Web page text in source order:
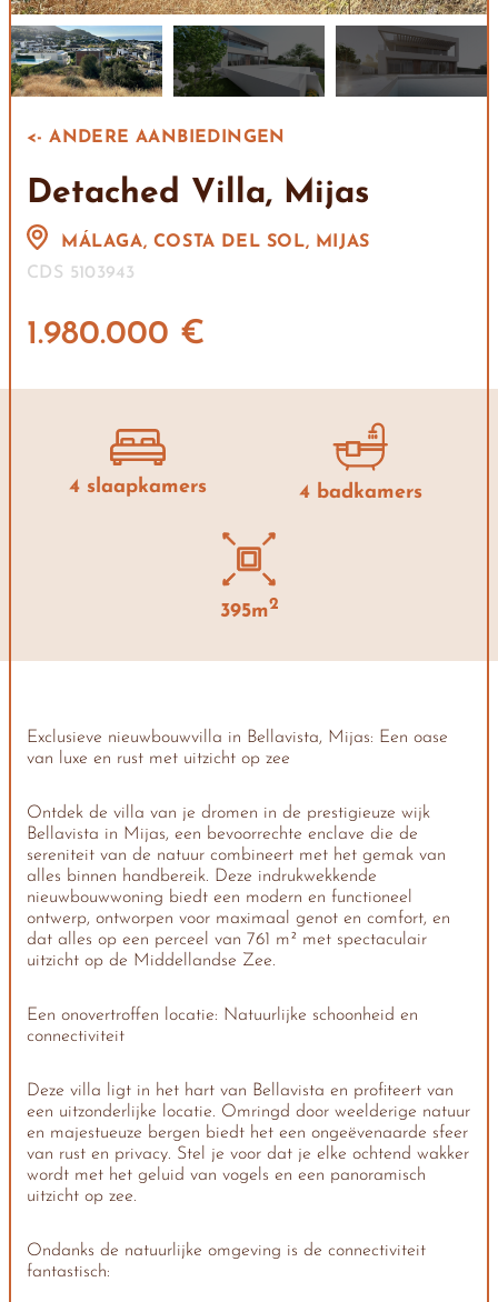
<- ANDERE AANBIEDINGEN
Detached Villa, Mijas
MÁLAGA, COSTA DEL SOL, MIJAS
CDS 5103943
1.980.000 €
4 slaapkamers 4 badkamers
395m2
Exclusieve nieuwbouwvilla in Bellavista, Mijas: Een oase
van luxe en rust met uitzicht op zee
Ontdek de villa van je dromen in de prestigieuze wijk
Bellavista in Mijas, een bevoorrechte enclave die de
sereniteit van de natuur combineert met het gemak van
alles binnen handbereik. Deze indrukwekkende
nieuwbouwwoning biedt een modern en functioneel
ontwerp, ontworpen voor maximaal genot en comfort, en
dat alles op een perceel van 761 m² met spectaculair
uitzicht op de Middellandse Zee.
Een onovertroffen locatie: Natuurlijke schoonheid en
connectiviteit
Deze villa ligt in het hart van Bellavista en profiteert van
een uitzonderlijke locatie. Omringd door weelderige natuur
en majestueuze bergen biedt het een ongeëvenaarde sfeer
van rust en privacy. Stel je voor dat je elke ochtend wakker
wordt met het geluid van vogels en een panoramisch
uitzicht op zee.
Ondanks de natuurlijke omgeving is de connectiviteit
fantastisch: